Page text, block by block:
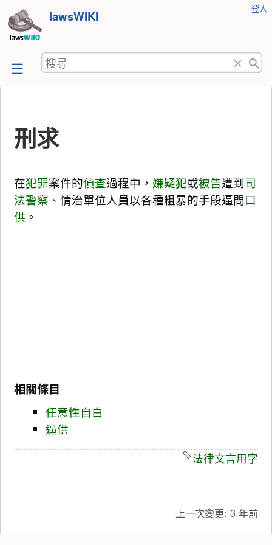
跳
至
容
lawsWIKI
工
登入
搜
尋
刑求
在犯罪案件的偵查過程中，嫌疑犯或被告遭到司
法警察 、情治單位人員以各種粗暴的手段逼問口
供 。
相關條目
任意性自白
逼供
法律文言用字
上一次變更: 3 年前